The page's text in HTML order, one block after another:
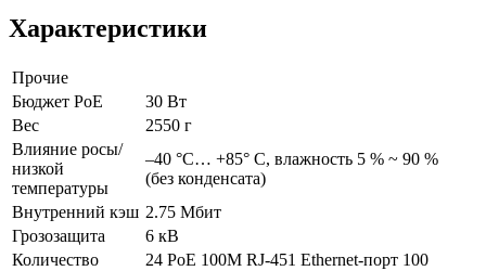
Характеристики
Прочие
Бюджет РоЕ
30 Вт
Вес
2550 г
Влияние росы/
низкой
температуры
–40 °C… +85° C, влажность 5 % ~ 90 %
(без конденсата)
Внутренний кэш 2.75 Мбит
Грозозащита
6 кВ
Количество
24 PoE 100M RJ-451 Ethernеt-порт 100